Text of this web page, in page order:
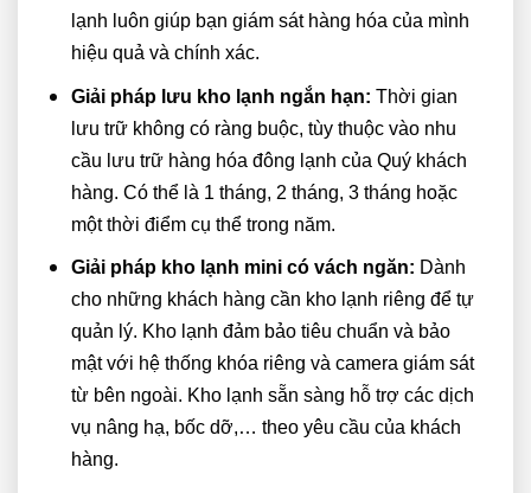
lạnh luôn giúp bạn giám sát hàng hóa của mình
hiệu quả và chính xác.
Giải pháp lưu kho lạnh ngắn hạn: Thời gian
lưu trữ không có ràng buộc, tùy thuộc vào nhu
cầu lưu trữ hàng hóa đông lạnh của Quý khách
hàng. Có thể là 1 tháng, 2 tháng, 3 tháng hoặc
một thời điểm cụ thể trong năm.
Giải pháp kho lạnh mini có vách ngăn: Dành
cho những khách hàng cần kho lạnh riêng để tự
quản lý. Kho lạnh đảm bảo tiêu chuẩn và bảo
mật với hệ thống khóa riêng và camera giám sát
từ bên ngoài. Kho lạnh sẵn sàng hỗ trợ các dịch
vụ nâng hạ, bốc dỡ,… theo yêu cầu của khách
hàng.